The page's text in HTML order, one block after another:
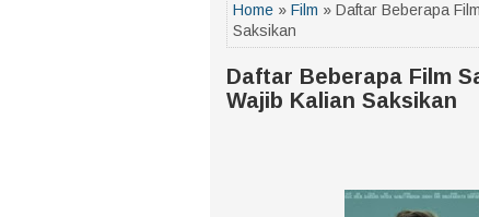
Home » Film » Daftar Beberapa
Saksikan
Daftar Beberapa Film
Wajib Kalian Saksikan